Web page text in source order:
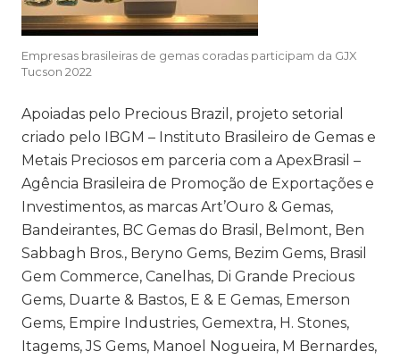
Empresas brasileiras de gemas coradas participam da GJX
Tucson 2022
Apoiadas pelo Precious Brazil , projeto setorial
criado pelo IBGM – Instituto Brasileiro de Gemas e
Metais Preciosos em parceria com a ApexBrasil –
Agência Brasileira de Promoção de Exportações e
Investimentos, as marcas Art’Ouro & Gemas,
Bandeirantes, BC Gemas do Brasil, Belmont, Ben
Sabbagh Bros., Beryno Gems, Bezim Gems, Brasil
Gem Commerce, Canelhas, Di Grande Precious
Gems, Duarte & Bastos, E & E Gemas, Emerson
Gems, Empire Industries, Gemextra, H. Stones,
Itagems, JS Gems, Manoel Nogueira, M Bernardes,